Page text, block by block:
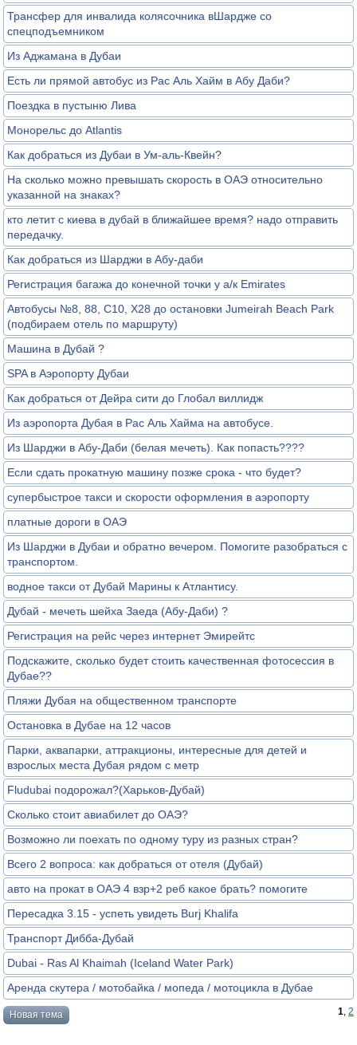
Трансфер для инвалида колясочника вШардже со
спецподъемником
Из Аджамана в Дубаи
Есть ли прямой автобус из Рас Аль Хайм в Абу Даби?
Поездка в пустыню Лива
Монорельс до Atlantis
Как добраться из Дубаи в Ум-аль-Квейн?
На сколько можно превышать скорость в ОАЭ относительно
указанной на знаках?
кто летит с киева в дубай в ближайшее время? надо отправить
передачку.
Как добраться из Шарджи в Абу-даби
Регистрация багажа до конечной точки у а/к Emirates
Автобусы №8, 88, С10, Х28 до остановки Jumeirah Beach Park
(подбираем отель по маршруту)
Машина в Дубай ?
SPA в Аэропорту Дубаи
Как добраться от Дейра сити до Глобал виллидж
Из аэропорта Дубая в Рас Аль Хайма на автобусе.
Из Шарджи в Абу-Даби (белая мечеть). Как попасть????
Если сдать прокатную машину позже срока - что будет?
супербыстрое такси и скорости оформления в аэропорту
платные дороги в ОАЭ
Из Шарджи в Дубаи и обратно вечером. Помогите разобраться с
транспортом.
водное такси от Дубай Марины к Атлантису.
Дубай - мечеть шейха Заеда (Абу-Даби) ?
Регистрация на рейс через интернет Эмирейтс
Подскажите, сколько будет стоить качественная фотосессия в
Дубае??
Пляжи Дубая на общественном транспорте
Остановка в Дубае на 12 часов
Парки, аквапарки, аттракционы, интересные для детей и
взрослых места Дубая рядом с метр
Fludubai подорожал?(Харьков-Дубай)
Сколько стоит авиабилет до ОАЭ?
Возможно ли поехать по одному туру из разных стран?
Всего 2 вопроса: как добраться от отеля (Дубай)
авто на прокат в ОАЭ 4 взр+2 реб какое брать? помогите
Пересадка 3.15 - успеть увидеть Burj Khalifa
Транспорт Дибба-Дубай
Dubai - Ras Al Khaimah (Iceland Water Park)
Аренда скутера / мотобайка / мопеда / мотоцикла в Дубае
Новая тема 1, 2